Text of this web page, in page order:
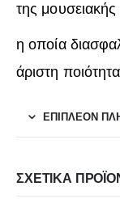
της
η οποία
άριστη
ΕΠΙΠΛΈΟΝ
ΣΧΕΤΙΚΆ